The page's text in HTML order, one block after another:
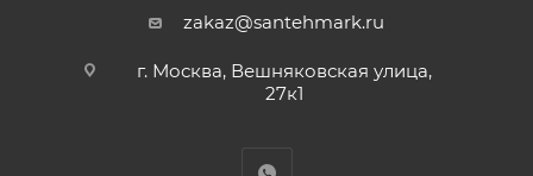
zakaz@santehmark.ru
г. Москва, Вешняковская улица,
27к1